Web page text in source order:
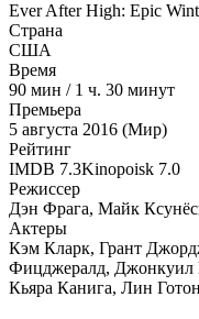
Ever After High: Epic
Страна
США
Время
90 мин / 1 ч. 30 минут
Премьера
5 августа 2016 (Мир)
Рейтинг
IMDB 7.3Kinopoisk 7.0
Режиссер
Дэн Фрага, Майк
Актеры
Кэм Кларк, Грант
Фицджералд, Джонкуил
Кьяра Канига, Лин